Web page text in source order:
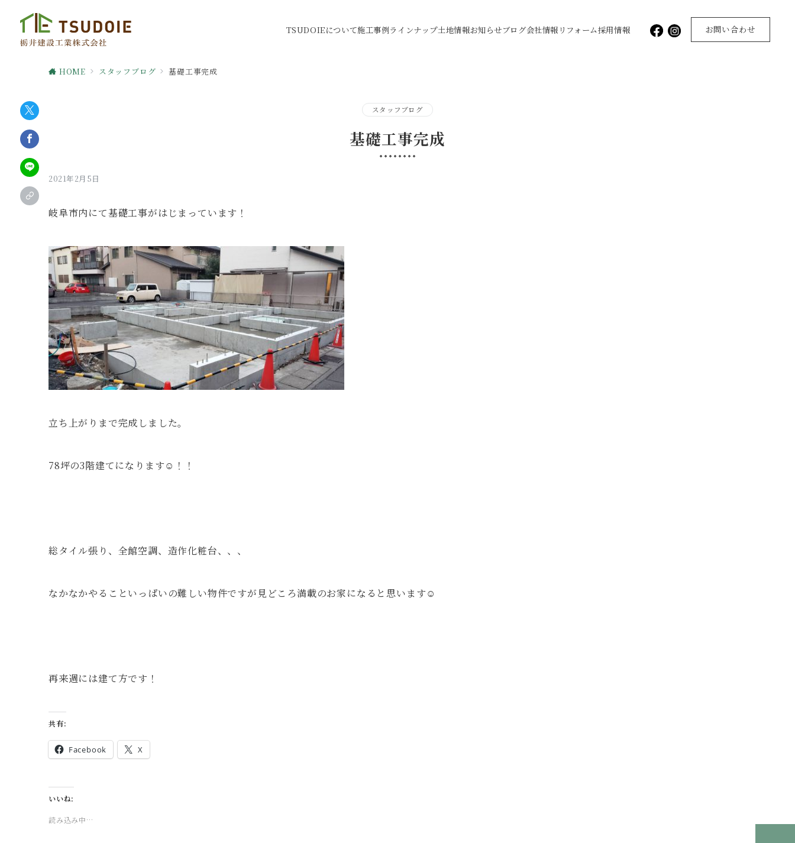
TSUDOIEについて施工事例ラインナップ土地情報お知らせブログ会社情報 リフォーム採用情報 お問い合わせ
HOME スタッフブログ 基礎工事完成
スタッフブログ
基礎工事完成
2021年2月5日
岐阜市内にて基礎工事がはじまっています！
立ち上がりまで完成しました。
78坪の3階建てになります☺！！
総タイル張り、全館空調、造作化粧台、、、
なかなかやることいっぱいの難しい物件ですが見どころ満載のお家になると思います☺
再来週には建て方です！
共有:
Facebook X
いいね:
読み込み中…